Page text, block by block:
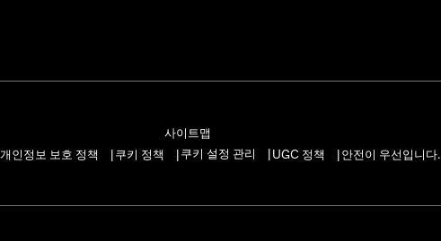
사이트맵
개인정보 보호 정책 쿠키 정책 쿠키 설정 관리 UGC 정책 안전이 우선입니다.